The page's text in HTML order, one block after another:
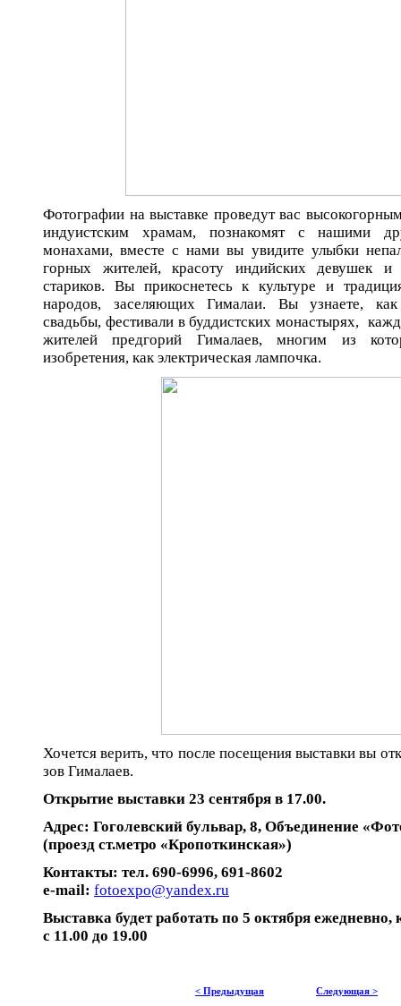
Фотографии на выставке проведут вас
индуистским храмам, познакомят с нашими
монахами, вместе с нами вы увидите улыбки
горных жителей, красоту индийских девушек и
стариков. Вы прикоснетесь к культуре и
народов, заселяющих Гималаи. Вы узнаете, как
свадьбы, фестивали в буддистских монастырях,
жителей предгорий Гималаев, многим из
изобретения, как электрическая лампочка.
Хочется верить, что после посещения выставки вы
зов Гималаев.
Открытие выставки 23 сентября в 17.00.
Адрес: Гоголевский бульвар, 8, Объединение
(проезд ст.метро «Кропоткинская»)
Контакты: тел. 690-6996, 691-8602
e-mail: fotoexpo@yandex.ru
Выставка будет работать по 5 октября
с 11.00 до 19.00
< Предыдущая Следующая >